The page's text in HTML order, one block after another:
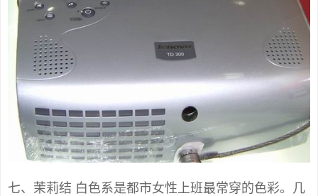
七、茉莉结 白色系是都市女性上班最常穿的色彩。几